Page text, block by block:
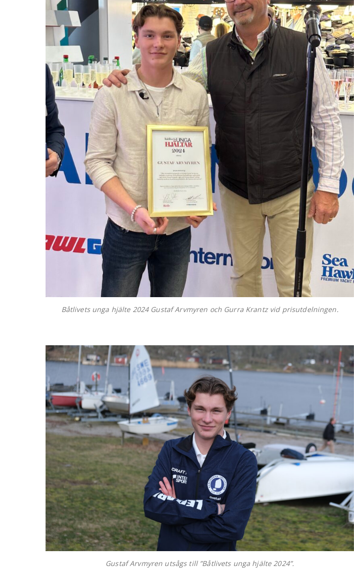
Båtlivets unga hjälte 2024 Gustaf Arvmyren och Gurra Krantz vid prisutdelningen.
Gustaf Arvmyren utsågs till ”Båtlivets unga hjälte 2024”.